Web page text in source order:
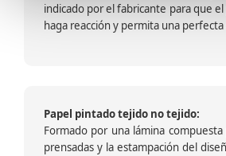
indicado por el fabricante para que
haga reacción y permita una perfecta
Papel pintado tejido no tejido:
Formado por una lámina
prensadas y la estampación del